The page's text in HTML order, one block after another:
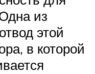
из
этой
в которой